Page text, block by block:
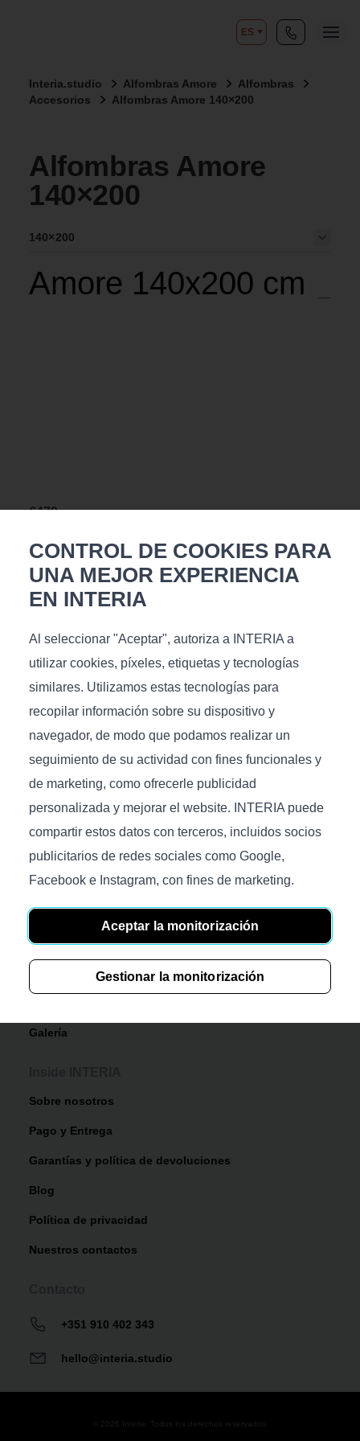
ES
Interia.studio Alfombras Amore
Alfombras
Accesorios
Alfombras Amore 140×200
Alfombras Amore
140×200
140×200
Amore 140x200 cm
€479
Productos
Sofás
Camas
Accesorios
Colchones
Galería
Sobre nosotros
Pago y Entrega
Garantías y política de devoluciones
Blog
Política de privacidad
Nuestros contactos
+351 910 402 343
hello@interia.studio
CONTROL DE COOKIES PARA
UNA MEJOR EXPERIENCIA
EN INTERIA
Al seleccionar "Aceptar", autoriza a INTERIA a
utilizar cookies, píxeles, etiquetas y tecnologías
similares. Utilizamos estas tecnologías para
recopilar información sobre su dispositivo y
navegador, de modo que podamos realizar un
seguimiento de su actividad con fines funcionales y
de marketing, como ofrecerle publicidad
personalizada y mejorar el website. INTERIA puede
compartir estos datos con terceros, incluidos socios
publicitarios de redes sociales como Google,
Facebook e Instagram, con fines de marketing.
Aceptar la monitorización
Gestionar la monitorización